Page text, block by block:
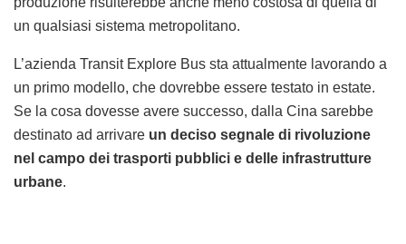
un qualsiasi sistema metropolitano.
L’azienda Transit Explore Bus sta attualmente lavorando a
un primo modello, che dovrebbe essere testato in estate.
Se la cosa dovesse avere successo, dalla Cina sarebbe
destinato ad arrivare un deciso segnale di rivoluzione
nel campo dei trasporti pubblici e delle infrastrutture
urbane.